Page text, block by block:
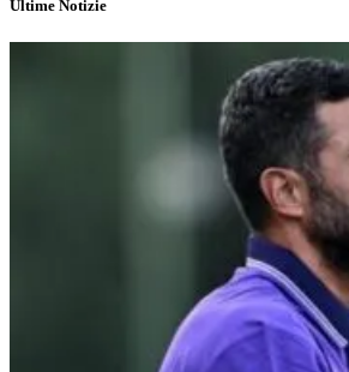
Ultime Notizie